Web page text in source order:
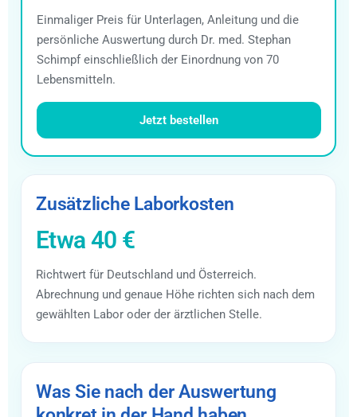
Einmaliger Preis für Unterlagen, Anleitung und die
persönliche Auswertung durch Dr. med. Stephan
Schimpf einschließlich der Einordnung von 70
Lebensmitteln.
Jetzt bestellen
Zusätzliche Laborkosten
Etwa 40 €
Richtwert für Deutschland und Österreich.
Abrechnung und genaue Höhe richten sich nach dem
gewählten Labor oder der ärztlichen Stelle.
Was Sie nach der Auswertung